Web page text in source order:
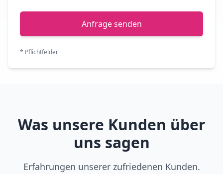
Anfrage senden
* Pflichtfelder
Was unsere Kunden über
uns sagen
Erfahrungen unserer zufriedenen Kunden.